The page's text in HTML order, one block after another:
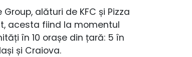
alături de KFC și Pizza
acesta fiind la momentul
în 10 orașe din țară: 5 în
și Craiova.